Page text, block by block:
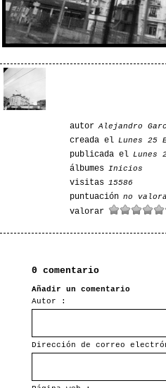
autor Alejandro
creada el Lunes 25
publicada el Lunes
álbumes Inicios
visitas 15586
puntuación no
valorar
0 comentario
Añadir un comentario
Autor :
Dirección de correo